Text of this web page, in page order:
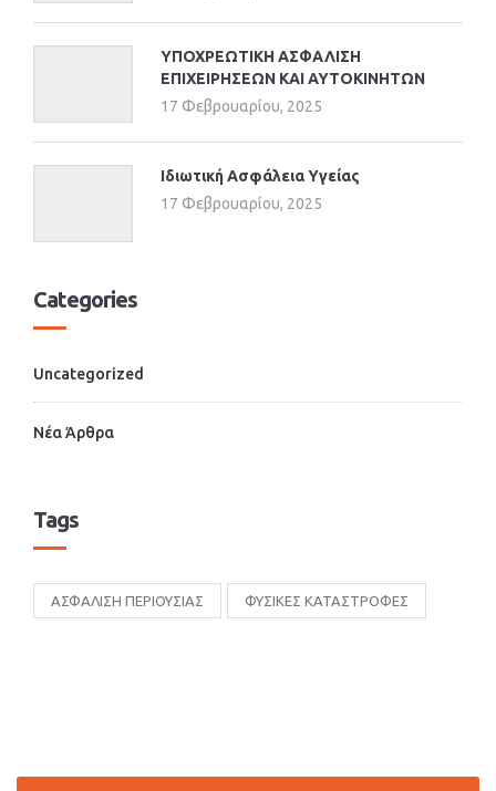
ΥΠΟΧΡΕΩΤΙΚΗ ΑΣΦΑΛΙΣΗ
ΕΠΙΧΕΙΡΗΣΕΩΝ ΚΑΙ ΑΥΤΟΚΙΝΗΤΩΝ
17 Φεβρουαρίου, 2025
Ιδιωτική Ασφάλεια Υγείας
17 Φεβρουαρίου, 2025
Categories
Uncategorized
Νέα Άρθρα
Tags
ΑΣΦΑΛΙΣΗ ΠΕΡΙΟΥΣΙΑΣ ΦΥΣΙΚΕΣ ΚΑΤΑΣΤΡΟΦΕΣ